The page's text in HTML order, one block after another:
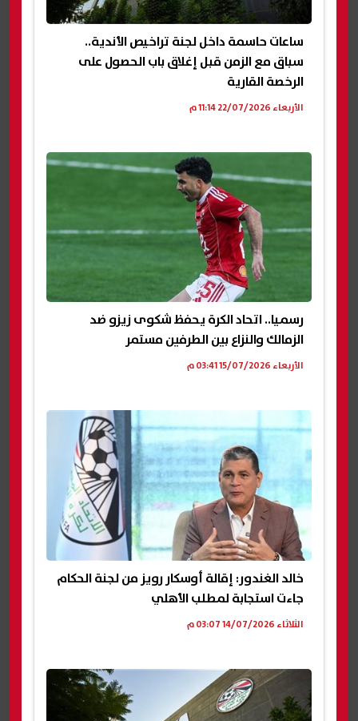
ساعات حاسمة داخل لجنة تراخيص الأندية..
سباق مع الزمن قبل إغلاق باب الحصول على
الرخصة القارية
الأربعاء 22/07/2026 11:14 م
رسميا.. اتحاد الكرة يحفظ شكوى زيزو ضد
الزمالك والنزاع بين الطرفين مستمر
الأربعاء 15/07/2026 03:41 م
خالد الغندور: إقالة أوسكار رويز من لجنة الحكام
جاءت استجابة لمطلب الأهلي
الثلاثاء 14/07/2026 03:07 م